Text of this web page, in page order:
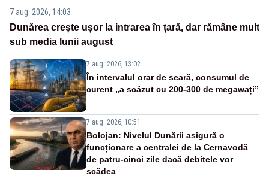
7 aug. 2026, 14:03
Dunărea crește ușor la intrarea în țară, dar rămâne mult
sub media lunii august
7 aug. 2026, 13:02
În intervalul orar de seară, consumul de
curent „a scăzut cu 200-300 de megawați”
7 aug. 2026, 10:51
Bolojan: Nivelul Dunării asigură o
funcționare a centralei de la Cernavodă
de patru-cinci zile dacă debitele vor
scădea